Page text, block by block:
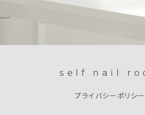
self nail
プライバシーポリシー